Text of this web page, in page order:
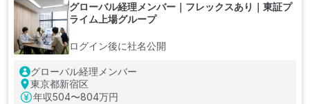
グローバル経理メンバー｜フレックスあり｜東証プ
ライム上場グループ
ログイン後に社名公開
グローバル経理メンバー
東京都新宿区
年収504〜804万円